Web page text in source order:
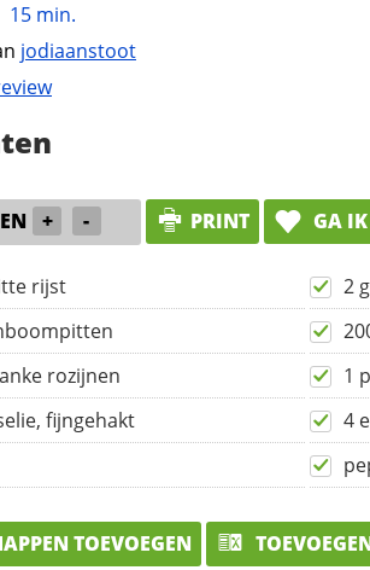
15 min.
jodiaanstoot
+ - PRINT GA
rijst
2
rozijnen
1
fijngehakt
4
TOEVOEGEN